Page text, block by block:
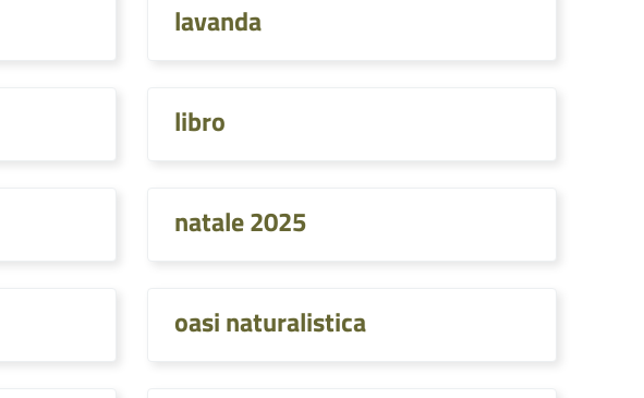
lavanda
libro
natale 2025
oasi naturalistica